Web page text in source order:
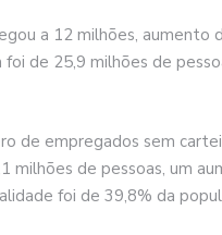
a 12 milhões, aumento
de 25,9 milhões de
de empregados sem
milhões de pessoas, um
foi de 39,8% da